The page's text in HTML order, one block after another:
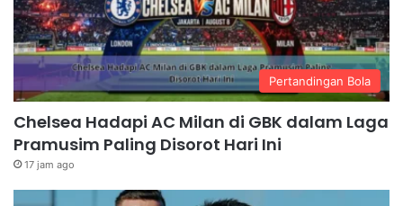
Pertandingan Bola
Chelsea Hadapi AC Milan di GBK dalam Laga
Pramusim Paling Disorot Hari Ini
17 jam ago